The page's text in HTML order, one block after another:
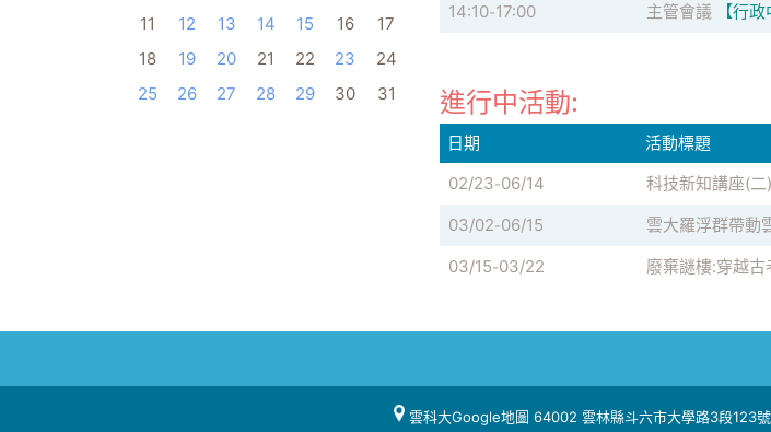
11
12 13 14 15 16
17
18
19 20 21 22 23
24
25
26 27 28 29 30 31
14:10-17:00 主管會議 【行
進行中活動:
日期
活動標題
02/23-06/14 科技新知講座(二)
03/02-06/15 雲大羅浮群帶動
03/15-03/22 廢棄謎樓:穿越古
雲科大Google地圖 64002 雲林縣斗六市大學路3段